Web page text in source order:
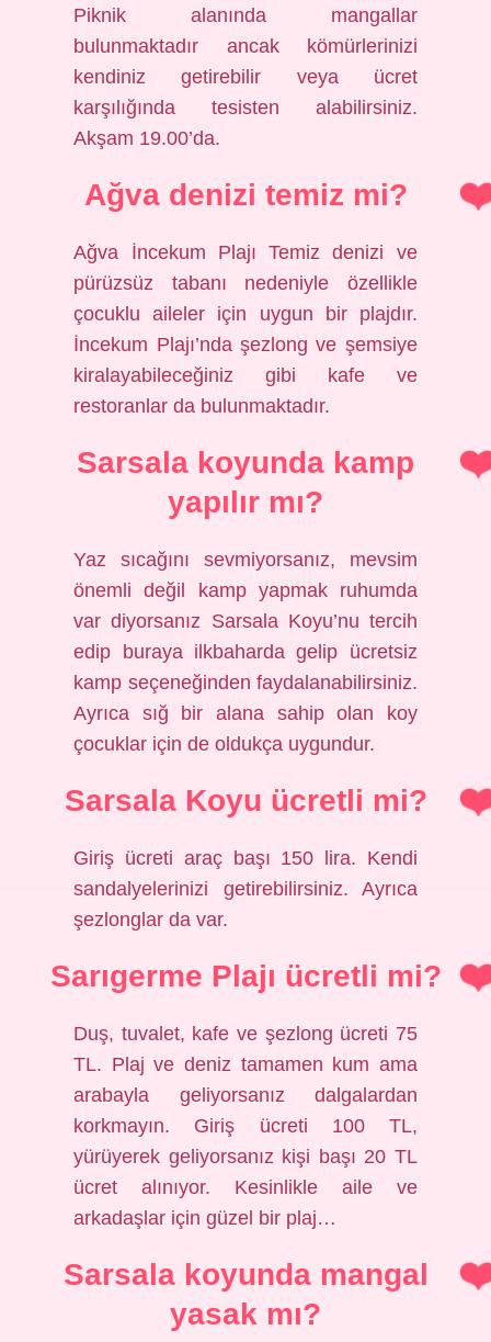
Piknik alanında mangallar
bulunmaktadır ancak kömürlerinizi
kendiniz getirebilir veya ücret
karşılığında tesisten alabilirsiniz.
Akşam 19.00’da.
Ağva denizi temiz mi?
Ağva İncekum Plajı Temiz denizi ve
pürüzsüz tabanı nedeniyle özellikle
çocuklu aileler için uygun bir plajdır.
İncekum Plajı’nda şezlong ve şemsiye
kiralayabileceğiniz gibi kafe ve
restoranlar da bulunmaktadır.
Sarsala koyunda kamp
yapılır mı?
Yaz sıcağını sevmiyorsanız, mevsim
önemli değil kamp yapmak ruhumda
var diyorsanız Sarsala Koyu’nu tercih
edip buraya ilkbaharda gelip ücretsiz
kamp seçeneğinden faydalanabilirsiniz.
Ayrıca sığ bir alana sahip olan koy
çocuklar için de oldukça uygundur.
Sarsala Koyu ücretli mi?
Giriş ücreti araç başı 150 lira. Kendi
sandalyelerinizi getirebilirsiniz. Ayrıca
şezlonglar da var.
Sarıgerme Plajı ücretli mi?
Duş, tuvalet, kafe ve şezlong ücreti 75
TL. Plaj ve deniz tamamen kum ama
arabayla geliyorsanız dalgalardan
korkmayın. Giriş ücreti 100 TL,
yürüyerek geliyorsanız kişi başı 20 TL
ücret alınıyor. Kesinlikle aile ve
arkadaşlar için güzel bir plaj…
Sarsala koyunda mangal
yasak mı?